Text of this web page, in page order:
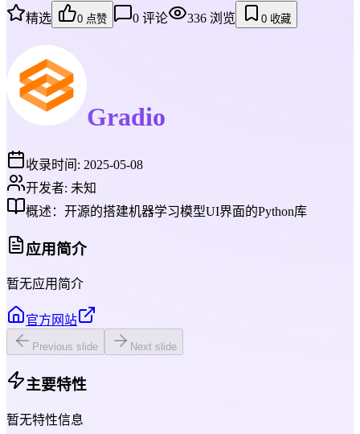
精选
0 点赞 0 评论 336 浏览 0 收藏
Gradio
收录时间: 2025-05-08
开发者: 未知
概述： 开源的搭建机器学习模型UI界面的Python库
应用简介
暂无应用简介
官方网站
Previous slide Next slide
主要特性
暂无特性信息